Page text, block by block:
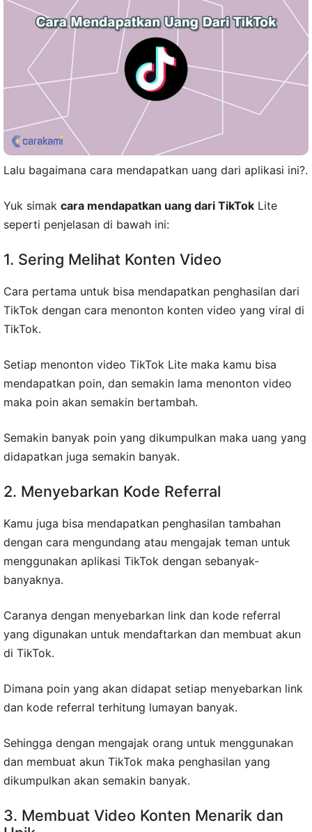
Lalu bagaimana cara mendapatkan uang dari aplikasi ini?.
Yuk simak cara mendapatkan uang dari TikTok Lite
seperti penjelasan di bawah ini:
1. Sering Melihat Konten Video
Cara pertama untuk bisa mendapatkan penghasilan dari
TikTok dengan cara menonton konten video yang viral di
TikTok.
Setiap menonton video TikTok Lite maka kamu bisa
mendapatkan poin, dan semakin lama menonton video
maka poin akan semakin bertambah.
Semakin banyak poin yang dikumpulkan maka uang yang
didapatkan juga semakin banyak.
2. Menyebarkan Kode Referral
Kamu juga bisa mendapatkan penghasilan tambahan
dengan cara mengundang atau mengajak teman untuk
menggunakan aplikasi TikTok dengan sebanyak-
banyaknya.
Caranya dengan menyebarkan link dan kode referral
yang digunakan untuk mendaftarkan dan membuat akun
di TikTok.
Dimana poin yang akan didapat setiap menyebarkan link
dan kode referral terhitung lumayan banyak.
Sehingga dengan mengajak orang untuk menggunakan
dan membuat akun TikTok maka penghasilan yang
dikumpulkan akan semakin banyak.
3. Membuat Video Konten Menarik dan